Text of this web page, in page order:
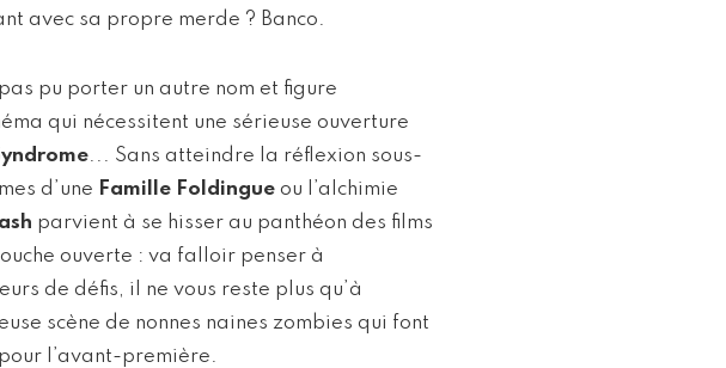
avec sa propre merde ? Banco.
pu porter un autre nom et figure
qui nécessitent une sérieuse ouverture
... Sans atteindre la réflexion sous-
d’une Famille Foldingue ou l’alchimie
parvient à se hisser au panthéon des films
ouverte : va falloir penser à
de défis, il ne vous reste plus qu’à
scène de nonnes naines zombies qui font
l’avant-première.